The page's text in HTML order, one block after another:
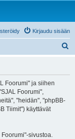
Kirjaudu sisään
Foorumi" ja siihen
Foorumi",
"heidän", "phpBB-
Tiimit") käyttävät
sivustoa.